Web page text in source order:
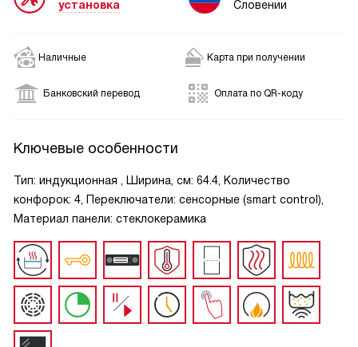
установка
Словении
Наличные Карта при получении
Банковский перевод Оплата по QR-коду
Ключевые особенности
Тип: индукционная , Ширина, см: 64.4, Количество
конфорок: 4, Переключатели: сенсорные (smart control),
Материал панели: стеклокерамика